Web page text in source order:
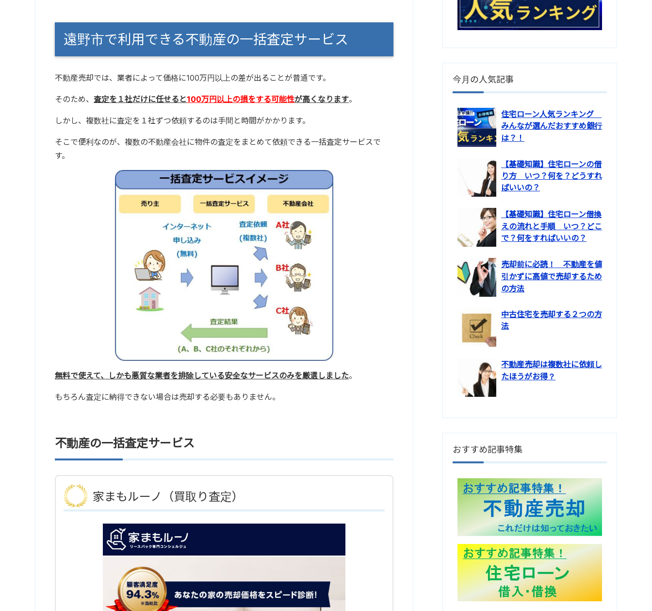
遠野市で利用できる不動産の一括査定サービス
不動産売却では、業者によって価格に100万円以上の差が出ることが普通です。
そのため、 査定を１社だけに任せると100万円以上の損をする可能性が高くなります。
しかし、複数社に査定を１社ずつ依頼するのは手間と時間がかかります。
そこで便利なのが、複数の不動産会社に物件の査定をまとめて依頼できる一括査定サービスで
す。
無料で使えて、しかも悪質な業者を排除している安全なサービスのみを厳選しました。
もちろん査定に納得できない場合は売却する必要もありません。
不動産の一括査定サービス
家まもルーノ（買取り査定）
今月の人気記事
住宅ローン人気ランキング
みんなが選んだおすすめ銀行
は？！
【基礎知識】住宅ローンの借
り方 いつ？何を？どうすれ
ばいいの？
【基礎知識】住宅ローン借換
えの流れと手順 いつ？どこ
で？何をすればいいの？
売却前に必読！ 不動産を値
引かずに高値で売却するため
の方法
中古住宅を売却する２つの方
法
不動産売却は複数社に依頼し
たほうがお得？
おすすめ記事特集